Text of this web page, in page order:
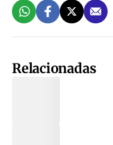
Relacionadas